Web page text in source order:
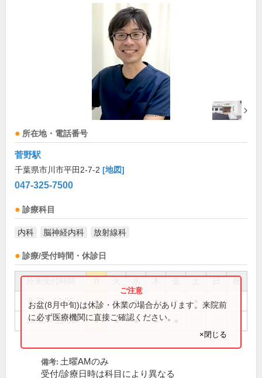
所在地・電話番号
菅野駅
千葉県市川市平田2-7-2 [地図]
047-325-7500
診療科目
内科 脳神経内科 放射線科
診療/受付時間・休診日
祝
8:30～12:00 ● ● ● ● ●
14:30～18:00 ● ● ● ●
お盆(8月中旬)は休診・休業の場合があります。来院前
に必ず医療機関に直接ご確認ください。
×閉じる
備考: 土曜AMのみ
受付/診療日時は科目により異なる